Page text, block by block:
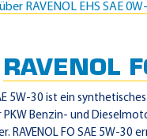
RAVENOL EHS SAE
RAVENOL
5W-30 ist ein
PKW Benzin- und
RAVENOL FO SAE 5W-30